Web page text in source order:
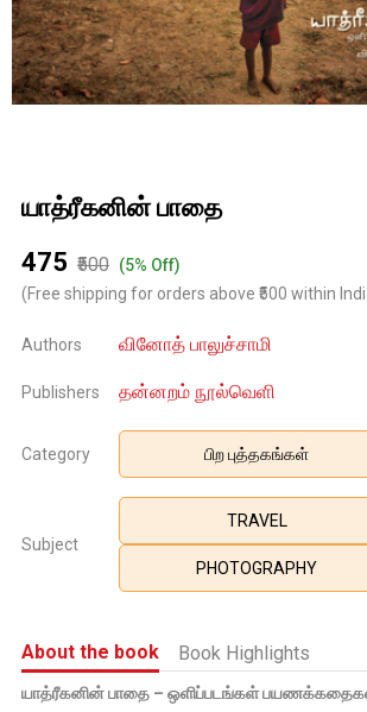
யாத்ரீகனின் பாதை
₹475 ₹500 (5% Off)
(Free shipping for orders above ₹500 within
Authors வினோத் பாலுச்சாமி
Publishers தன்னறம் நூல்வெளி
Category பிற புத்தகங்கள்
Subject
TRAVEL
PHOTOGRAPHY
About the book Book Highlights
யாத்ரீகனின் பாதை – ஒளிப்படங்கள்